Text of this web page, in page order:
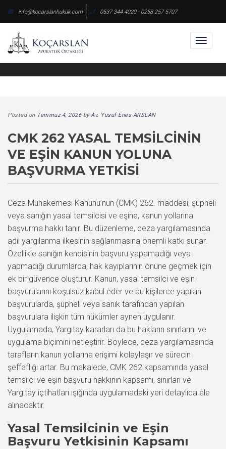
content
info@kocarslanhukuk.com 0537 344 4020 - 0258 257 5707
Posted on Temmuz 4, 2026byAv. Yusuf Enes ARSLAN
CMK 262 YASAL TEMSILCININ
VE EŞIN KANUN YOLUNA
BAŞVURMA YETKISI
Ceza Muhakemesi Kanunu’nun (CMK) 262. maddesi, şüpheli
veya sanığın yasal temsilcisi ve eşine, kanun yollarına
başvurma hakkı tanır. Bu düzenleme, ceza yargılamasında
adil yargılanma ilkesinin sağlanmasına önemli katkı sunar.
Özellikle sanığın kendisinin başvuru yapamadığı veya
yapmadığı durumlarda, hak kayıplarının önüne geçmek için
ek bir güvence oluşturur. Kanun, yasal temsilci ve eşin
başvurularını koşulsuz kabul eder ve bu kişilerce yapılan
başvurularda, şüpheli veya sanık tarafından yapılan
başvurulara ilişkin tüm hükümler aynen uygulanır.
Uygulamada, Yargıtay kararları da bu hakların sınırlarını ve
uygulama biçimini netleştirir. Böylece, ceza yargılamasında
tarafların kanun yollarına erişimi kolaylaşır ve sürecin
şeffaflığı artar. Bu makalede, CMK 262 kapsamında yasal
temsilci ve eşin başvuru hakkının kapsamı, sınırları ve
Yargıtay içtihatları ışığında uygulamadaki yeri detaylıca ele
alınacaktır.
Yasal Temsilcinin ve Eşin
Başvuru Yetkisinin Kapsamı